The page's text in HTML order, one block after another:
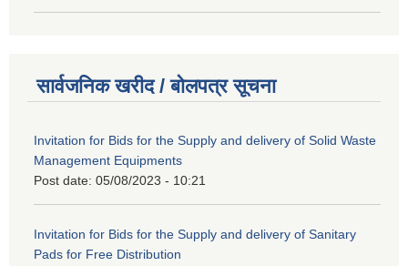
सार्वजनिक खरीद / बोलपत्र सूचना
Invitation for Bids for the Supply and delivery of Solid Waste
Management Equipments
Post date: 05/08/2023 - 10:21
Invitation for Bids for the Supply and delivery of Sanitary
Pads for Free Distribution